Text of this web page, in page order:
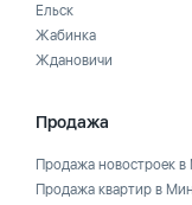
Ельск
Жабинка
Ждановичи
Продажа
Продажа новостроек в
Продажа квартир в